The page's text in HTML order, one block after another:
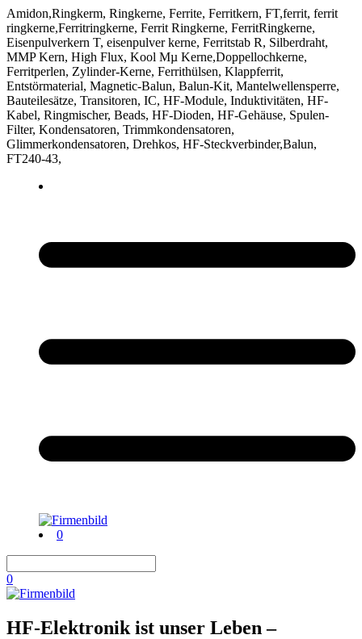
Amidon,Ringkerm, Ringkerne, Ferrite, Ferritkern, FT,ferrit, ferrit
ringkerne,Ferritringkerne, Ferrit Ringkerne, FerritRingkerne,
Eisenpulverkern T, eisenpulver kerne, Ferritstab R, Silberdraht,
MMP Kern, High Flux, Kool Mµ Kerne,Doppellochkerne,
Ferritperlen, Zylinder-Kerne, Ferrithülsen, Klappferrit,
Entstörmaterial, Magnetic-Balun, Balun-Kit, Mantelwellensperre,
Bauteilesätze, Transitoren, IC, HF-Module, Induktivitäten, HF-
Kabel, Ringmischer, Beads, HF-Dioden, HF-Gehäuse, Spulen-
Filter, Kondensatoren, Trimmkondensatoren,
Glimmerkondensatoren, Drehkos, HF-Steckverbinder,Balun,
FT240-43,
0
0
HF-Elektronik ist unser Leben –